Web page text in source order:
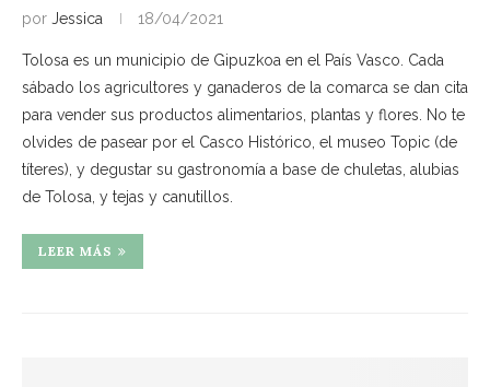
por Jessica 18/04/2021
Tolosa es un municipio de Gipuzkoa en el País Vasco. Cada
sábado los agricultores y ganaderos de la comarca se dan cita
para vender sus productos alimentarios, plantas y flores. No te
olvides de pasear por el Casco Histórico, el museo Topic (de
títeres), y degustar su gastronomía a base de chuletas, alubias
de Tolosa, y tejas y canutillos.
LEER MÁS